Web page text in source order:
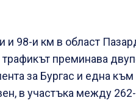
98-и км в област
преминава
за Бургас и една към
в участъка между